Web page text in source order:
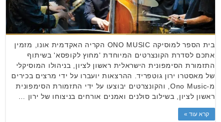
בית הספר למוסיקה ONO MUSIC הקריה האקדמית אונו, מזמין
אתכם לסדרת הקונצרטים המיוחדת 'מחוץ לקופסא' בשיתוף
התזמורת הסימפונית הישראלית ראשון לציון, בניהולו המוסיקלי
של מאסטרו ירון גוטפריד. ההרצאות יועברו על ידי מרצים בכירים
מ-Ono Music, והקונצרטים יבוצעו על ידי התזמורת הסימפונית
ראשון לציון, בשילוב סולנים ואמנים אורחים בניצוחו של ירון …
קרא עוד »